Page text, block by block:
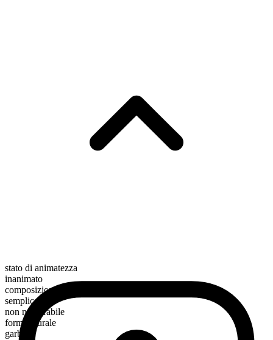
stato di animatezza
inanimato
composizione morfologica
semplice
non numerabile
forma plurale
garbs